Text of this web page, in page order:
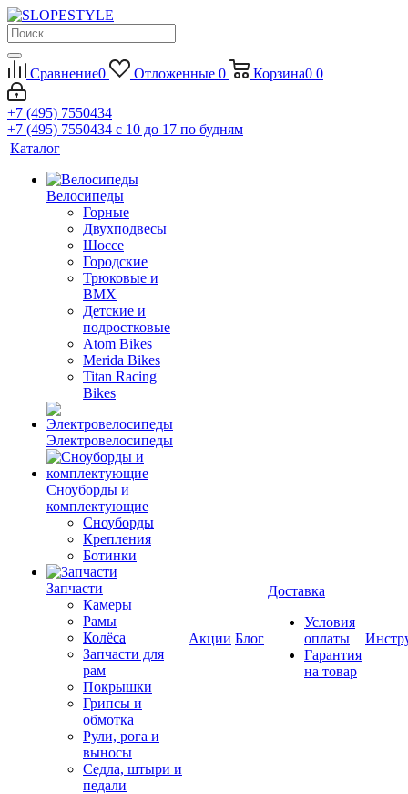
Сравнение0 Отложенные 0 Корзина0 0
+7 (495) 7550434
+7 (495) 7550434 с 10 до 17 по будням
Каталог
Велосипеды
Горные
Двухподвесы
Шоссе
Городские
Трюковые и
BMX
Детские и
подростковые
Atom Bikes
Merida Bikes
Titan Racing
Bikes
Электровелосипеды
Cноуборды и
комплектующие
Сноуборды
Крепления
Ботинки
Запчасти
Камеры
Рамы
Колёса
Запчасти для
рам
Покрышки
Грипсы и
обмотка
Рули, рога и
выносы
Седла, штыри и
педали
Акции Блог
Доставка
Условия
оплаты
Гарантия
на товар